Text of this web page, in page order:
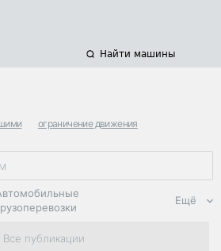
Найти машины
ограничение движения
Региональная
логистика
Ещё
Все публикации